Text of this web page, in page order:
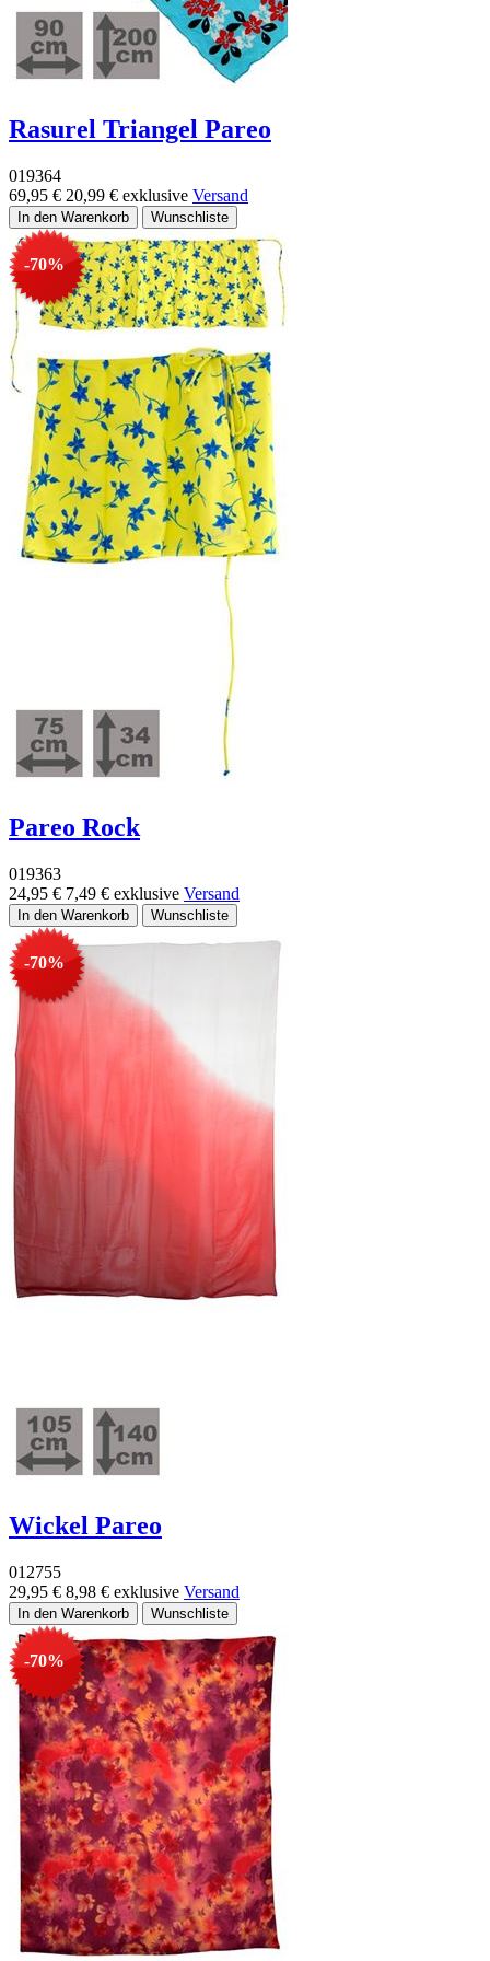
Rasurel Triangel Pareo
019364
69,95 € 20,99 € exklusive Versand
-70%
Pareo Rock
019363
24,95 € 7,49 € exklusive Versand
-70%
Wickel Pareo
012755
29,95 € 8,98 € exklusive Versand
-70%